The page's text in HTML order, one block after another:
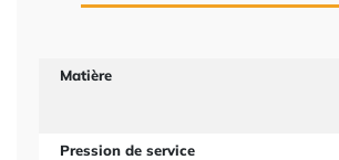
Matière
Pression de service